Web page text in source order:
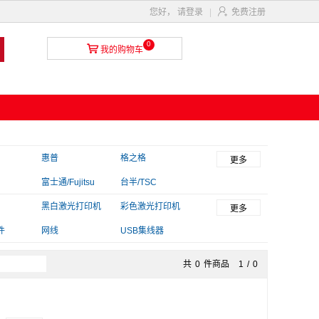
您好， 请登录  免费注册
 我的购物车
0
惠普 格之格
富士通/Fujitsu 台半/TSC
毕亚兹 金印典
更多
黑白激光打印机 彩色激光打印机
网线 USB集线器
更多
共 0 件商品 1 / 0